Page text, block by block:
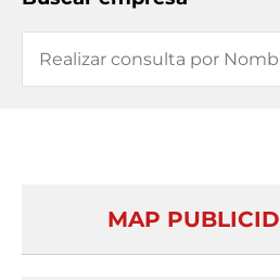
MAP